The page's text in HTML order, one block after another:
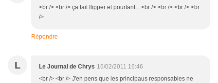
<br /> <br /> ça fait flipper et pourtant....<br /> <br /> <br /> <br
/>
Répondre
L Le Journal de Chrys 16/02/2011 16:46
<br /> <br /> J'en pens que les principaus responsables ne